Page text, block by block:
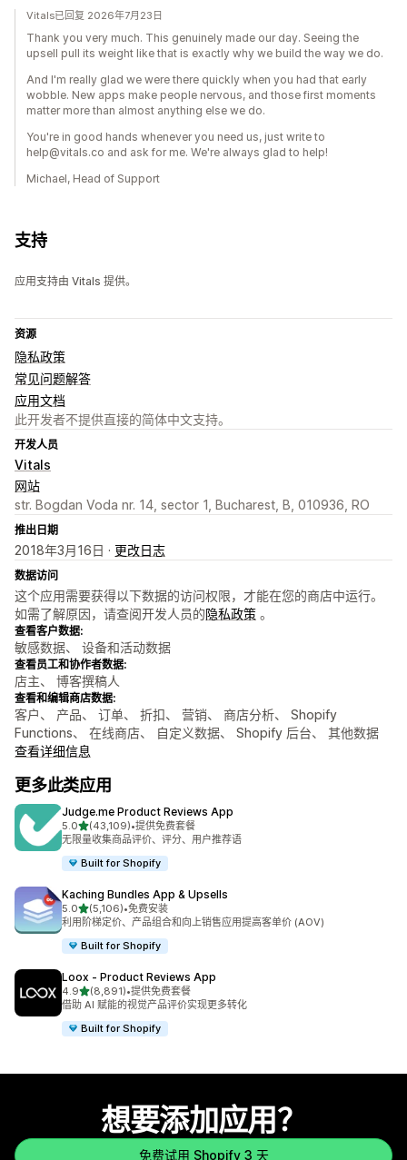
Vitals已回复 2026年7月23日
Thank you very much. This genuinely made our day. Seeing the
upsell pull its weight like that is exactly why we build the way we do.
And I'm really glad we were there quickly when you had that early
wobble. New apps make people nervous, and those first moments
matter more than almost anything else we do.
You're in good hands whenever you need us, just write to
help@vitals.co and ask for me. We're always glad to help!
Michael, Head of Support
支持
应用支持由 Vitals 提供。
资源
隐私政策
常见问题解答
应用文档
此开发者不提供直接的简体中文支持。
开发人员
Vitals
网站
str. Bogdan Voda nr. 14, sector 1, Bucharest, B, 010936, RO
推出日期
2018年3月16日 · 更改日志
数据访问
这个应用需要获得以下数据的访问权限，才能在您的商店中运行。
如需了解原因，请查阅开发人员的隐私政策 。
查看客户数据:
敏感数据、 设备和活动数据
查看员工和协作者数据:
店主、 博客撰稿人
查看和编辑商店数据:
客户、 产品、 订单、 折扣、 营销、 商店分析、 Shopify
Functions、 在线商店、 自定义数据、 Shopify 后台、 其他数据
查看详细信息
更多此类应用
Judge.me Product Reviews App
5.0星（满分 5 星）
(43,109)
总共 43109 条评论
•提供免费套餐
无限量收集商品评价、评分、用户推荐语
Built for Shopify
Kaching Bundles App & Upsells
5.0星（满分 5 星）
(5,106)
总共 5106 条评论
•免费安装
利用阶梯定价、产品组合和向上销售应用提高客单价 (AOV)
Built for Shopify
Loox ‑ Product Reviews App
4.9星（满分 5 星）
(8,891)
总共 8891 条评论
•提供免费套餐
借助 AI 赋能的视觉产品评价实现更多转化
Built for Shopify
想要添加应用？
免费试用 Shopify 3 天